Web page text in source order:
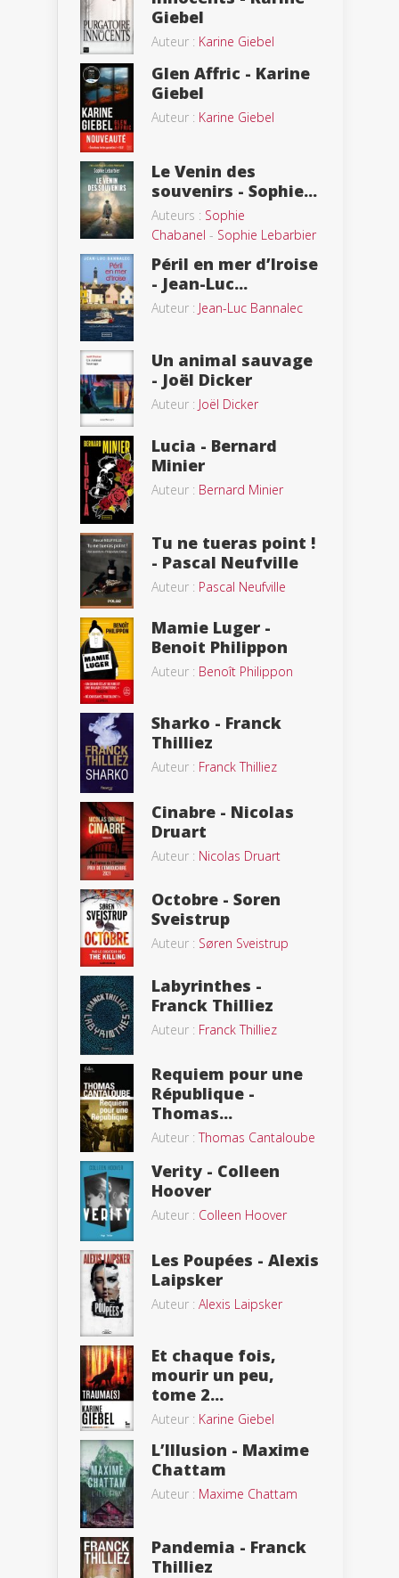
Giebel
Auteur : Karine Giebel
Glen Affric - Karine
Giebel
Auteur : Karine Giebel
Le Venin des
souvenirs - Sophie...
Auteurs : Sophie
Chabanel - Sophie Lebarbier
Péril en mer d’Iroise
- Jean-Luc...
Auteur : Jean-Luc Bannalec
Un animal sauvage
- Joël Dicker
Auteur : Joël Dicker
Lucia - Bernard
Minier
Auteur : Bernard Minier
Tu ne tueras point !
- Pascal Neufville
Auteur : Pascal Neufville
Mamie Luger -
Benoit Philippon
Auteur : Benoît Philippon
Sharko - Franck
Thilliez
Auteur : Franck Thilliez
Cinabre - Nicolas
Druart
Auteur : Nicolas Druart
Octobre - Soren
Sveistrup
Auteur : Søren Sveistrup
Labyrinthes -
Franck Thilliez
Auteur : Franck Thilliez
Requiem pour une
République -
Thomas...
Auteur :Thomas Cantaloube
Verity - Colleen
Hoover
Auteur : Colleen Hoover
Les Poupées - Alexis
Laipsker
Auteur : Alexis Laipsker
Et chaque fois,
mourir un peu,
tome 2...
Auteur : Karine Giebel
L’Illusion - Maxime
Chattam
Auteur : Maxime Chattam
Pandemia - Franck
Thilliez